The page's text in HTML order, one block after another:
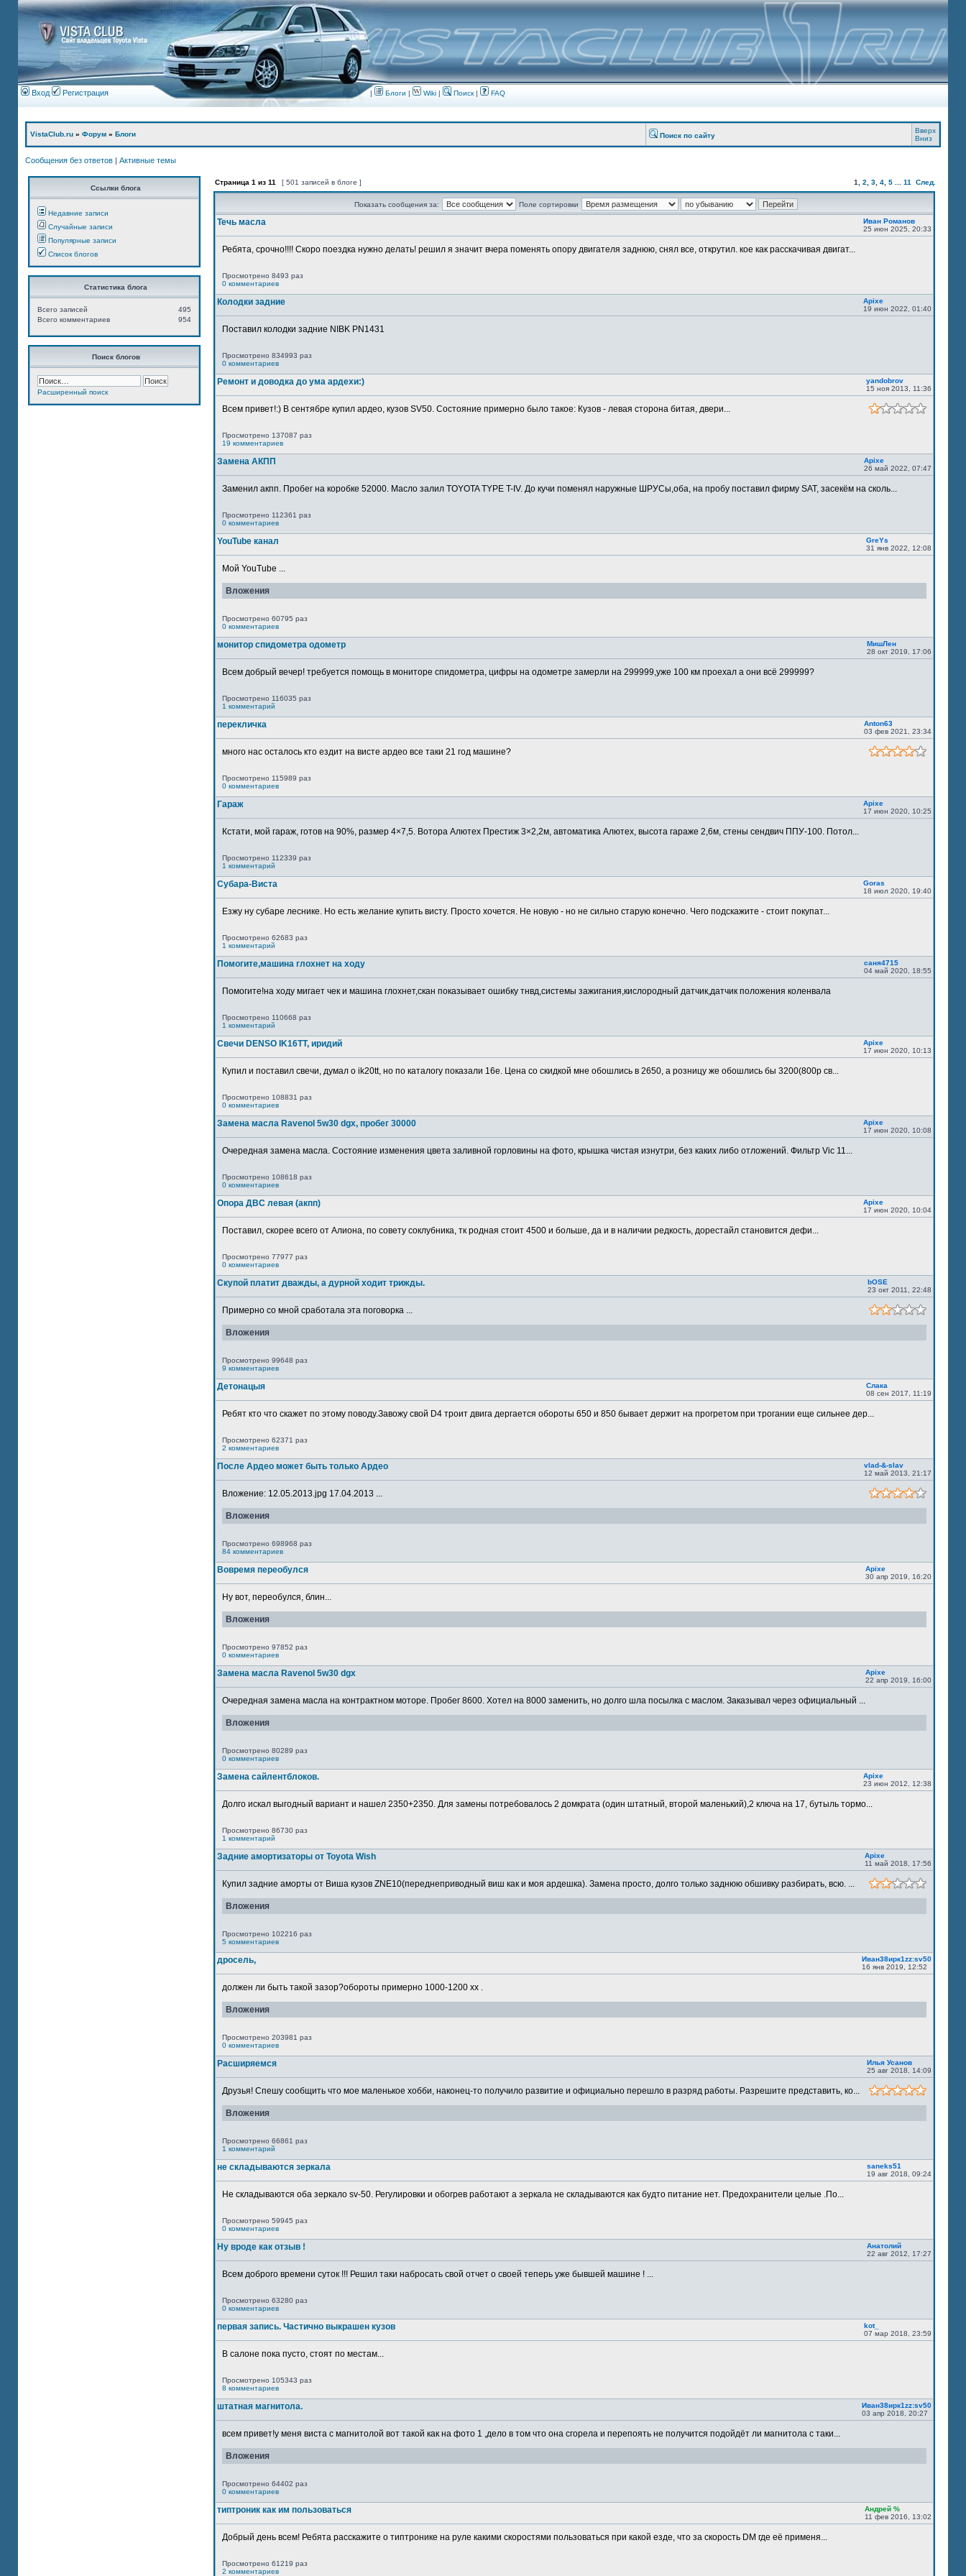
Вход Регистрация | Блоги | Wiki | Поиск| FAQ
VistaClub.ru » Форум » Блоги Поиск по сайту
Вверх
Вниз
Сообщения без ответов | Активные темы
Ссылки блога
Недавние записи
Случайные записи
Популярные записи
Список блогов
Статистика блога
495
Всего записей
954
Всего комментариев
Поиск блогов
Расширенный поиск
Страница 1 из 11 [ 501 записей в блоге ] 1 2 3 4 5 11 След.
Показать сообщения за: Поле сортировки
Течь масла
Иван Романов
25 июн 2025, 20:33
Ребята, срочно!!!! Скоро поездка нужно делать! решил я значит вчера поменять опору двигателя заднюю, снял все, открутил. кое как расскачивая двигат...
Просмотрено 8493 раз
0 комментариев
Колодки задние
Apixe
19 июн 2022, 01:40
Поставил колодки задние NIBK PN1431
Просмотрено 834993 раз
0 комментариев
Ремонт и доводка до ума ардехи:)
yandobrov
15 ноя 2013, 11:36
Всем привет!:) В сентябре купил ардео, кузов SV50. Состояние примерно было такое: Кузов - левая сторона битая, двери...
Просмотрено 137087 раз
19 комментариев
Замена АКПП
Apixe
26 май 2022, 07:47
Заменил акпп. Пробег на коробке 52000. Масло залил TOYOTA TYPE T-IV. До кучи поменял наружные ШРУСы,оба, на пробу поставил фирму SAT, засекём на сколь...
Просмотрено 112361 раз
0 комментариев
YouTube канал
GreYs
31 янв 2022, 12:08
Мой YouTube ...
Вложения
Просмотрено 60795 раз
0 комментариев
монитор спидометра одометр
МишЛен
28 окт 2019, 17:06
Всем добрый вечер! требуется помощь в мониторе спидометра, цифры на одометре замерли на 299999,уже 100 км проехал а они всё 299999?
Просмотрено 116035 раз
1 комментарий
перекличка
Anton63
03 фев 2021, 23:34
много нас осталось кто ездит на висте ардео все таки 21 год машине?
Просмотрено 115989 раз
0 комментариев
Гараж
Apixe
17 июн 2020, 10:25
Кстати, мой гараж, готов на 90%, размер 4×7,5. Вотора Алютех Престиж 3×2,2м, автоматика Алютех, высота гараже 2,6м, стены сендвич ППУ-100. Потол...
Просмотрено 112339 раз
1 комментарий
Субара-Виста
Goras
18 июл 2020, 19:40
Езжу ну субаре леснике. Но есть желание купить висту. Просто хочется. Не новую - но не сильно старую конечно. Чего подскажите - стоит покупат...
Просмотрено 62683 раз
1 комментарий
Помогите,машина глохнет на ходу
саня4715
04 май 2020, 18:55
Помогите!на ходу мигает чек и машина глохнет,скан показывает ошибку тнвд,системы зажигания,кислородный датчик,датчик положения коленвала
Просмотрено 110668 раз
1 комментарий
Свечи DENSO IK16TT, иридий
Apixe
17 июн 2020, 10:13
Купил и поставил свечи, думал о ik20tt, но по каталогу показали 16е. Цена со скидкой мне обошлись в 2650, а розницу же обошлись бы 3200(800р св...
Просмотрено 108831 раз
0 комментариев
Замена масла Ravenol 5w30 dgx, пробег 30000
Apixe
17 июн 2020, 10:08
Очередная замена масла. Состояние изменения цвета заливной горловины на фото, крышка чистая изнутри, без каких либо отложений. Фильтр Vic 11...
Просмотрено 108618 раз
0 комментариев
Опора ДВС левая (акпп)
Apixe
17 июн 2020, 10:04
Поставил, скорее всего от Алиона, по совету соклубника, тк родная стоит 4500 и больше, да и в наличии редкость, дорестайл становится дефи...
Просмотрено 77977 раз
0 комментариев
Скупой платит дважды, а дурной ходит трижды.
bOSE
23 окт 2011, 22:48
Примерно со мной сработала эта поговорка ...
Вложения
Просмотрено 99648 раз
9 комментариев
Детонацыя
Слака
08 сен 2017, 11:19
Ребят кто что скажет по этому поводу.Завожу свой D4 троит двига дергается обороты 650 и 850 бывает держит на прогретом при трогании еще сильнее дер...
Просмотрено 62371 раз
2 комментариев
После Ардео может быть только Ардео
vlad-&-slav
12 май 2013, 21:17
Вложение: 12.05.2013.jpg 17.04.2013 ...
Вложения
Просмотрено 698968 раз
84 комментариев
Вовремя переобулся
Apixe
30 апр 2019, 16:20
Ну вот, переобулся, блин...
Вложения
Просмотрено 97852 раз
0 комментариев
Замена масла Ravenol 5w30 dgx
Apixe
22 апр 2019, 16:00
Очередная замена масла на контрактном моторе. Пробег 8600. Хотел на 8000 заменить, но долго шла посылка с маслом. Заказывал через официальный ...
Вложения
Просмотрено 80289 раз
0 комментариев
Замена сайлентблоков.
Apixe
23 июн 2012, 12:38
Долго искал выгодный вариант и нашел 2350+2350. Для замены потребовалось 2 домкрата (один штатный, второй маленький),2 ключа на 17, бутыль тормо...
Просмотрено 86730 раз
1 комментарий
Задние амортизаторы от Toyota Wish
Apixe
11 май 2018, 17:56
Купил задние аморты от Виша кузов ZNE10(переднеприводный виш как и моя ардешка). Замена просто, долго только заднюю обшивку разбирать, всю. ...
Вложения
Просмотрено 102216 раз
5 комментариев
дросель,
Иван38ирк1zz:sv50
16 янв 2019, 12:52
должен ли быть такой зазор?обороты примерно 1000-1200 хх .
Вложения
Просмотрено 203981 раз
0 комментариев
Расширяемся
Илья Усанов
25 авг 2018, 14:09
Друзья! Спешу сообщить что мое маленькое хобби, наконец-то получило развитие и официально перешло в разряд работы. Разрешите представить, ко...
Вложения
Просмотрено 66861 раз
1 комментарий
не складываются зеркала
saneks51
19 авг 2018, 09:24
Не складываются оба зеркало sv-50. Регулировки и обогрев работают а зеркала не складываются как будто питание нет. Предохранители целые .По...
Просмотрено 59945 раз
0 комментариев
Ну вроде как отзыв !
Анатолий
22 авг 2012, 17:27
Всем доброго времени суток !!! Решил таки набросать свой отчет о своей теперь уже бывшей машине ! ...
Просмотрено 63280 раз
0 комментариев
первая запись. Частично выкрашен кузов
kot_
07 мар 2018, 23:59
В салоне пока пусто, стоят по местам...
Просмотрено 105343 раз
8 комментариев
штатная магнитола.
Иван38ирк1zz:sv50
03 апр 2018, 20:27
всем привет!у меня виста с магнитолой вот такой как на фото 1 ,дело в том что она сгорела и перепоять не получится подойдёт ли магнитола с таки...
Вложения
Просмотрено 64402 раз
0 комментариев
типтроник как им пользоваться
Андрей %
11 фев 2016, 13:02
Добрый день всем! Ребята расскажите о типтронике на руле какими скоростями пользоваться при какой езде, что за скорость DM где её применя...
Просмотрено 61219 раз
2 комментариев